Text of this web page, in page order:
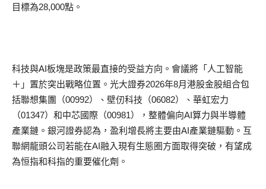
目標為28,000點。
科技與AI板塊是政策最直接的受益方向。會議將「人工智能
＋」置於突出戰略位置。光大證券2026年8月港股金股組合包
括聯想集團（00992）、壁仞科技（06082）、華虹宏力
（01347）和中芯國際（00981），整體偏向AI算力與半導體
產業鏈。銀河證券認為，盈利增長將主要由AI產業鏈驅動。互
聯網龍頭公司若能在AI融入現有生態圈方面取得突破，有望成
為恒指和科指的重要催化劑。